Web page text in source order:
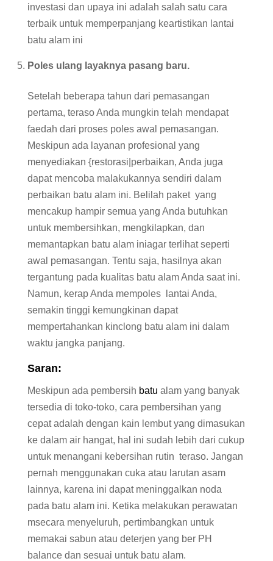
investasi dan upaya ini adalah salah satu cara
terbaik untuk memperpanjang keartistikan lantai
batu alam ini
Poles ulang layaknya pasang baru.
Setelah beberapa tahun dari pemasangan
pertama, teraso Anda mungkin telah mendapat
faedah dari proses poles awal pemasangan.
Meskipun ada layanan profesional yang
menyediakan {restorasi|perbaikan, Anda juga
dapat mencoba malakukannya sendiri dalam
perbaikan batu alam ini. Belilah paket yang
mencakup hampir semua yang Anda butuhkan
untuk membersihkan, mengkilapkan, dan
memantapkan batu alam iniagar terlihat seperti
awal pemasangan. Tentu saja, hasilnya akan
tergantung pada kualitas batu alam Anda saat ini.
Namun, kerap Anda mempoles lantai Anda,
semakin tinggi kemungkinan dapat
mempertahankan kinclong batu alam ini dalam
waktu jangka panjang.
Saran:
Meskipun ada pembersih batu alam yang banyak
tersedia di toko-toko, cara pembersihan yang
cepat adalah dengan kain lembut yang dimasukan
ke dalam air hangat, hal ini sudah lebih dari cukup
untuk menangani kebersihan rutin teraso. Jangan
pernah menggunakan cuka atau larutan asam
lainnya, karena ini dapat meninggalkan noda
pada batu alam ini. Ketika melakukan perawatan
msecara menyeluruh, pertimbangkan untuk
memakai sabun atau deterjen yang ber PH
balance dan sesuai untuk batu alam.